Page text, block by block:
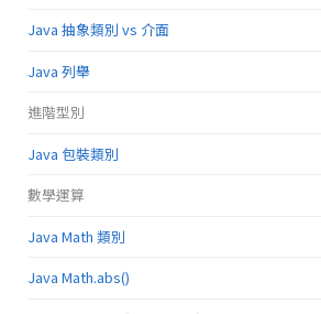
Java 抽象類別 vs 介面
Java 列舉
進階型別
Java 包裝類別
數學運算
Java Math 類別
Java Math.abs()